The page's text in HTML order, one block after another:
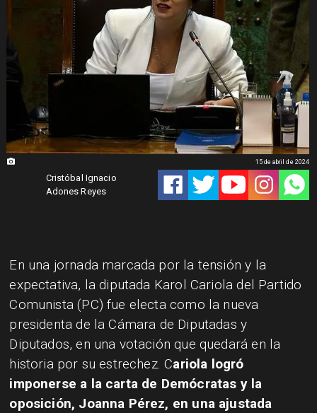
Cristóbal Ignacio
Adones Reyes
15 de abril de 2024
​En una jornada marcada por la tensión y la
expectativa, la diputada Karol Cariola del Partido
Comunista (PC) fue electa como la nueva
presidenta de la Cámara de Diputadas y
Diputados, en una votación que quedará en la
historia por su estrechez. Cariola logró
imponerse a la carta de Demócratas y la
oposición, Joanna Pérez, en una ajustada